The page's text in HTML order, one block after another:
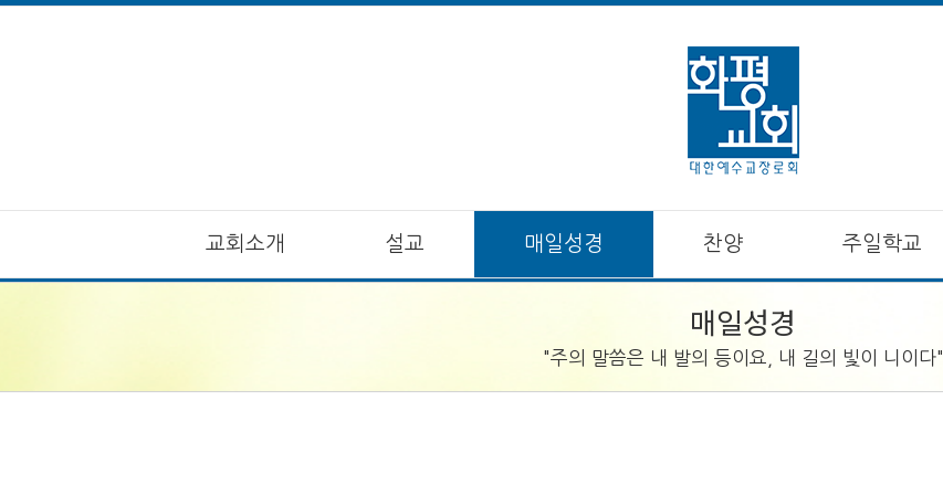
교회소개 설교 매일성경 찬양 주일학교
매일성경
"주의 말씀은 내 발의 등이요, 내 길의 빛이 니이다"